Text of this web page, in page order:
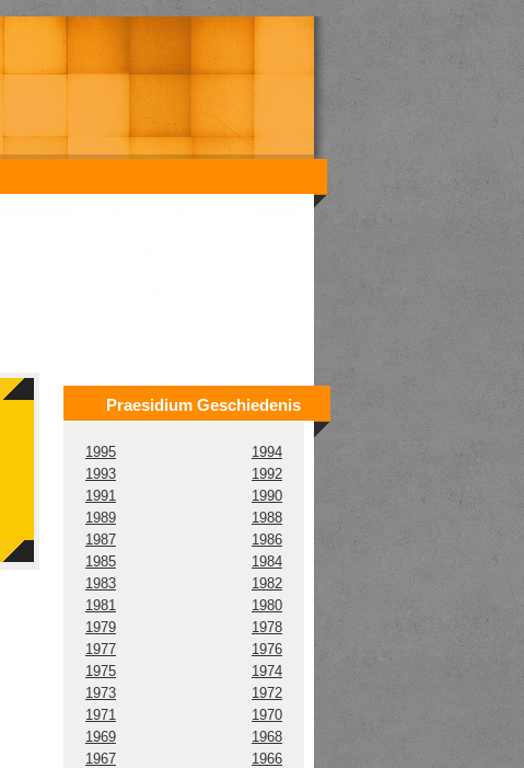
Praesidium Geschiedenis
1995
1994
1993
1992
1991
1990
1989
1988
1987
1986
1985
1984
1983
1982
1981
1980
1979
1978
1977
1976
1975
1974
1973
1972
1971
1970
1969
1968
1967
1966